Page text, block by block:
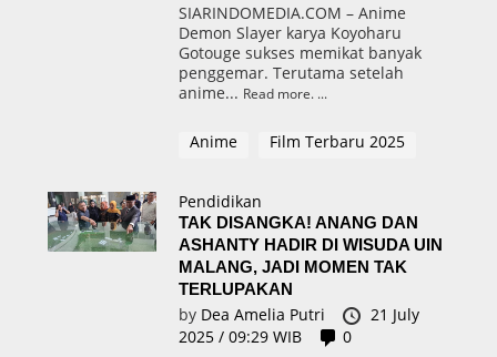
SIARINDOMEDIA.COM – Anime
Demon Slayer karya Koyoharu
Gotouge sukses memikat banyak
penggemar. Terutama setelah
anime... Read more.
Anime Film Terbaru 2025
Pendidikan
TAK DISANGKA! ANANG DAN
ASHANTY HADIR DI WISUDA UIN
MALANG, JADI MOMEN TAK
TERLUPAKAN
by Dea Amelia Putri
21 July
2025 / 09:29 WIB
0